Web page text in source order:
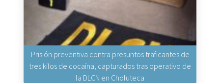
Prisión preventiva contra presuntos traficantes de
tres kilos de cocaína, capturados tras operativo de
la DLCN en Choluteca